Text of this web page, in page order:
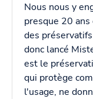
Nous nous y
presque 20
des
donc lancé
est le
qui protège
l'usage, ne